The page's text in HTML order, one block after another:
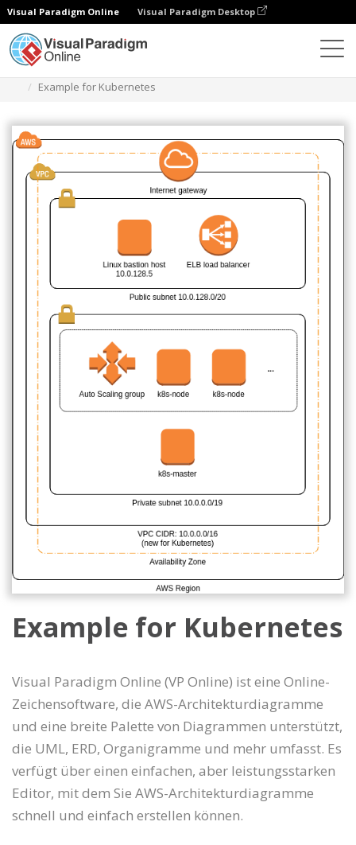
Visual Paradigm Online Visual Paradigm Desktop
Example for Kubernetes
Example for Kubernetes
Visual Paradigm Online (VP Online) ist eine Online-
Zeichensoftware, die AWS-Architekturdiagramme
und eine breite Palette von Diagrammen unterstützt,
die UML, ERD, Organigramme und mehr umfasst. Es
verfügt über einen einfachen, aber leistungsstarken
Editor, mit dem Sie AWS-Architekturdiagramme
schnell und einfach erstellen können.